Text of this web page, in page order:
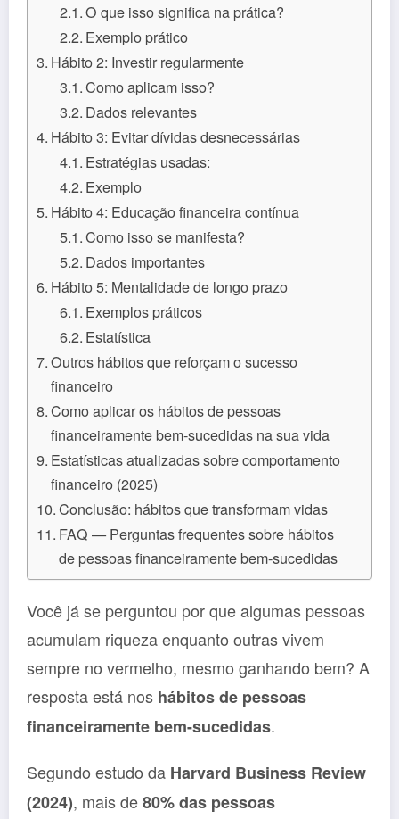
O que isso significa na prática?
Exemplo prático
Hábito 2: Investir regularmente
Como aplicam isso?
Dados relevantes
Hábito 3: Evitar dívidas desnecessárias
Estratégias usadas:
Exemplo
Hábito 4: Educação financeira contínua
Como isso se manifesta?
Dados importantes
Hábito 5: Mentalidade de longo prazo
Exemplos práticos
Estatística
Outros hábitos que reforçam o sucesso
financeiro
Como aplicar os hábitos de pessoas
financeiramente bem-sucedidas na sua vida
Estatísticas atualizadas sobre comportamento
financeiro (2025)
Conclusão: hábitos que transformam vidas
FAQ — Perguntas frequentes sobre hábitos
de pessoas financeiramente bem-sucedidas
Você já se perguntou por que algumas pessoas
acumulam riqueza enquanto outras vivem
sempre no vermelho, mesmo ganhando bem? A
resposta está nos hábitos de pessoas
financeiramente bem-sucedidas.
Segundo estudo da Harvard Business Review
(2024), mais de80% das pessoas